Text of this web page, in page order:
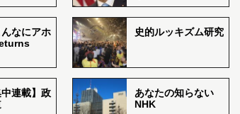
なにアホ
史的ルッキズム研究
中連載】政
あなたの知らない
NHK